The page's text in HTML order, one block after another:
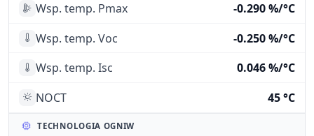
Wsp. temp. Pmax
-0.290 %/°C
Wsp. temp. Voc
-0.250 %/°C
Wsp. temp. Isc
0.046 %/°C
NOCT
45 °C
TECHNOLOGIA OGNIW